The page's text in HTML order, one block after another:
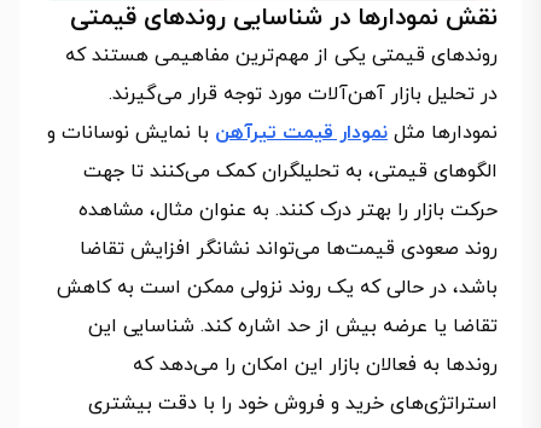
نقش نمودارها در شناسایی روندهای قیمتی
روندهای قیمتی یکی از مهم‌ترین مفاهیمی هستند که
در تحلیل بازار آهن‌آلات مورد توجه قرار می‌گیرند.
نمودارها مثل نمودار قیمت تیرآهن با نمایش نوسانات و
الگوهای قیمتی، به تحلیلگران کمک می‌کنند تا جهت
حرکت بازار را بهتر درک کنند. به عنوان مثال، مشاهده
روند صعودی قیمت‌ها می‌تواند نشانگر افزایش تقاضا
باشد، در حالی که یک روند نزولی ممکن است به کاهش
تقاضا یا عرضه بیش از حد اشاره کند. شناسایی این
روندها به فعالان بازار این امکان را می‌دهد که
استراتژی‌های خرید و فروش خود را با دقت بیشتری